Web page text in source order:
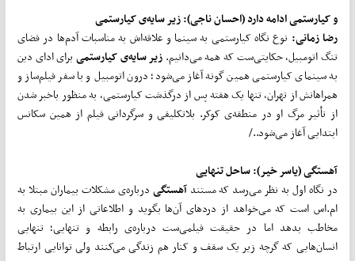
و کیارستمی ادامه دارد (احسان ناجی): زیر سایه‌ی کیارستمی
رضا زمانی: نوع نگاه کیارستمی به سینما و علاقه‌اش به مناسبات آدم‌ها در فضای
تنگ اتومبیل، حکایتی‌ست که همه می‌دانیم.زیر سایه‌ی کیارستمیبرای ادای دین
به سینمای کیارستمی همین گونه آغاز می‌شود؛ درون اتومبیل و با سفر فیلم‌ساز و
همراهانش از تهران، تنها یک هفته پس از درگذشت کیارستمی، به منظور باخبر شدن
از تأثیر مرگ او در منطقه‌ی کوکر. بلاتکلیفی و سرگردانی فیلم از همین سکانس
ابتدایی آغاز می‌شود../
آهستگی(یاسر خیر):ساحل تنهایی
در نگاه اول به نظر می‌رسد که مستند آهستگیدرباره‌ی مشکلات بیماران مبتلا به
ام.اس است که می‌خواهد از دردهای آن‌ها بگوید و اطلاعاتی از این بیماری به
مخاطب بدهد اما در حقیقت فیلمی‌ست درباره‌ی رابطه و تنهایی؛ تنهایی
انسان‌هایی که گرچه زیر یک سقف و کنار هم زندگی می‌کنند ولی توانایی ارتباط